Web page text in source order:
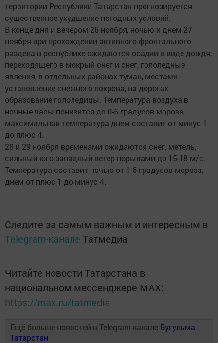
территории Республики Татарстан прогнозируется
существенное ухудшение погодных условий.
В конце дня и вечером 26 ноября, ночью и днем 27
ноября при прохождении активного фронтального
раздела в республике ожидаются осадки в виде дождя,
переходящего в мокрый снег и снег, гололедные
явления, в отдельных районах туман, местами
установление снежного покрова, на дорогах
образование гололедицы. Температура воздуха в
ночные часы понизится до 0-5 градусов мороза,
максимальная температура днем составит от минус 1
до плюс 4.
28 и 29 ноября временами ожидаются снег, метель,
сильный юго-западный ветер порывами до 15-18 м/с.
Температура составит ночью от 1-6 градусов мороза,
днем от плюс 1 до минус 4.
Следите за самым важным и интересным в
Telegram-канале Татмедиа
Читайте новости Татарстана в
национальном мессенджере MАХ:
https://max.ru/tatmedia
Ещё больше новостей в Telegram-канале Бугульма
Татарстан